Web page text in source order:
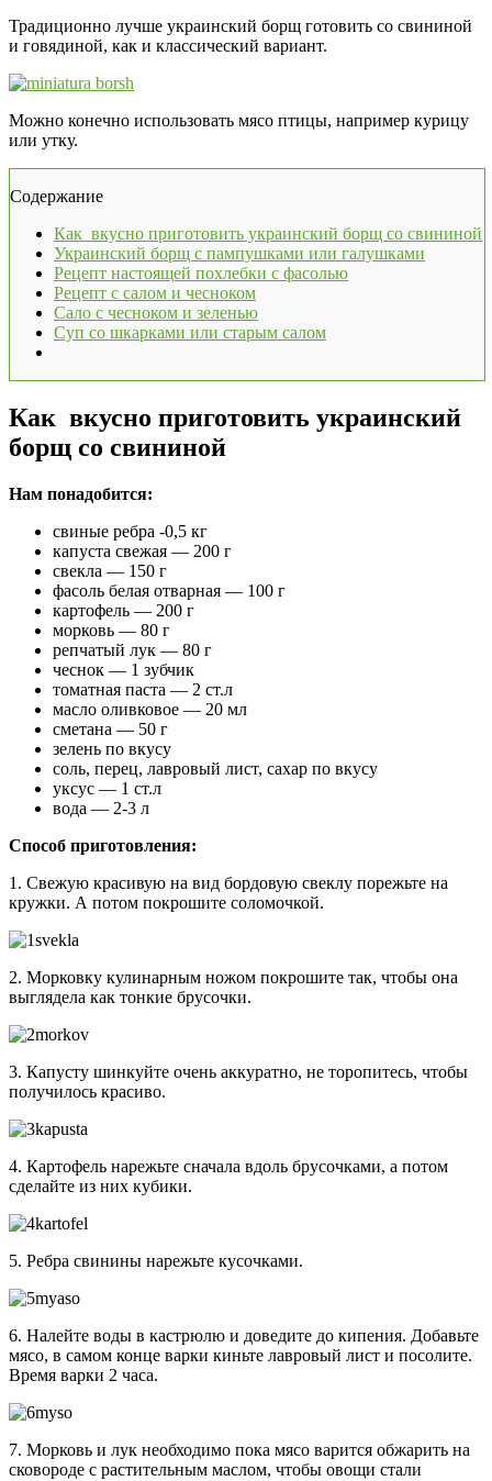
Традиционно лучше украинский борщ готовить со свининой
и говядиной, как и классический вариант.
Можно конечно использовать мясо птицы, например курицу
или утку.
Содержание
Как вкусно приготовить украинский борщ со свининой
Украинский борщ с пампушками или галушками
Рецепт настоящей похлебки с фасолью
Рецепт с салом и чесноком
Сало с чесноком и зеленью
Суп со шкарками или старым салом
Как вкусно приготовить украинский
борщ со свининой
Нам понадобится:
свиные ребра -0,5 кг
капуста свежая — 200 г
свекла — 150 г
фасоль белая отварная — 100 г
картофель — 200 г
морковь — 80 г
репчатый лук — 80 г
чеснок — 1 зубчик
томатная паста — 2 ст.л
масло оливковое — 20 мл
сметана — 50 г
зелень по вкусу
соль, перец, лавровый лист, сахар по вкусу
уксус — 1 ст.л
вода — 2-3 л
Способ приготовления:
1. Свежую красивую на вид бордовую свеклу порежьте на
кружки. А потом покрошите соломочкой.
2. Морковку кулинарным ножом покрошите так, чтобы она
выглядела как тонкие брусочки.
3. Капусту шинкуйте очень аккуратно, не торопитесь, чтобы
получилось красиво.
4. Картофель нарежьте сначала вдоль брусочками, а потом
сделайте из них кубики.
5. Ребра свинины нарежьте кусочками.
6. Налейте воды в кастрюлю и доведите до кипения. Добавьте
мясо, в самом конце варки киньте лавровый лист и посолите.
Время варки 2 часа.
7. Морковь и лук необходимо пока мясо варится обжарить на
сковороде с растительным маслом, чтобы овощи стали